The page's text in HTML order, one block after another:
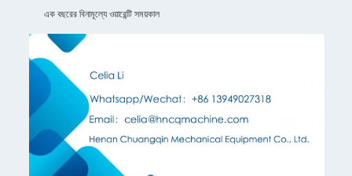
এক বছরের বিনামূল্যে ওয়ারেন্টি সময়কাল